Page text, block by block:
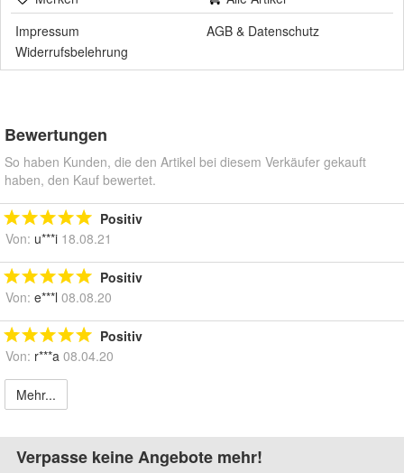
Impressum
AGB & Datenschutz
Widerrufsbelehrung
Bewertungen
So haben Kunden, die den Artikel bei diesem Verkäufer gekauft
haben, den Kauf bewertet.
Positiv
Von: u***i 18.08.21
Positiv
Von: e***l 08.08.20
Positiv
Von: r***a 08.04.20
Mehr...
Verpasse keine Angebote mehr!